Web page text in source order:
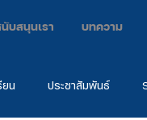
บสนุนเรา บทความ
น ประชาสัมพันธ์